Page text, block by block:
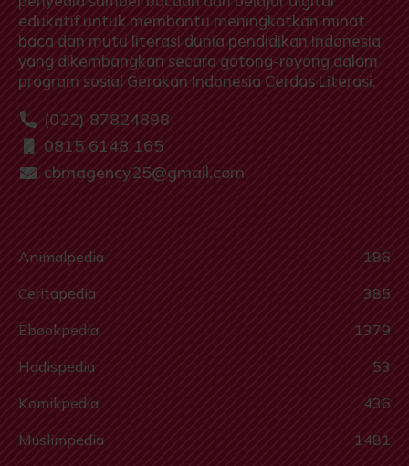
edukatif untuk membantu meningkatkan minat
baca dan mutu literasi dunia pendidikan Indonesia
yang dikembangkan secara gotong-royong dalam
program sosial Gerakan Indonesia Cerdas Literasi.
(022) 87824898
0815 6148 165
cbmagency25@gmail.com
Animalpedia
186
Ceritapedia
385
Ebookpedia
1379
Hadispedia
53
Komikpedia
436
Muslimpedia
1481